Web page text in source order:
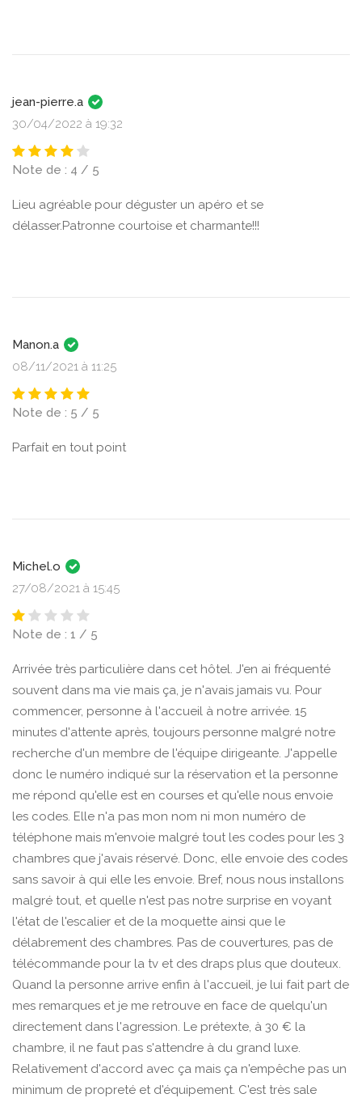
jean-pierre.a
30/04/2022 à 19:32
Note de : 4 / 5
Lieu agréable pour déguster un apéro et se
délasser.Patronne courtoise et charmante!!!
Manon.a
08/11/2021 à 11:25
Note de : 5 / 5
Parfait en tout point
Michel.o
27/08/2021 à 15:45
Note de : 1 / 5
Arrivée très particulière dans cet hôtel. J'en ai fréquenté
souvent dans ma vie mais ça, je n'avais jamais vu. Pour
commencer, personne à l'accueil à notre arrivée. 15
minutes d'attente après, toujours personne malgré notre
recherche d'un membre de l'équipe dirigeante. J'appelle
donc le numéro indiqué sur la réservation et la personne
me répond qu'elle est en courses et qu'elle nous envoie
les codes. Elle n'a pas mon nom ni mon numéro de
téléphone mais m'envoie malgré tout les codes pour les 3
chambres que j'avais réservé. Donc, elle envoie des codes
sans savoir à qui elle les envoie. Bref, nous nous installons
malgré tout, et quelle n'est pas notre surprise en voyant
l'état de l'escalier et de la moquette ainsi que le
délabrement des chambres. Pas de couvertures, pas de
télécommande pour la tv et des draps plus que douteux.
Quand la personne arrive enfin à l'accueil, je lui fait part de
mes remarques et je me retrouve en face de quelqu'un
directement dans l'agression. Le prétexte, à 30 € la
chambre, il ne faut pas s'attendre à du grand luxe.
Relativement d'accord avec ça mais ça n'empêche pas un
minimum de propreté et d'équipement. C'est très sale